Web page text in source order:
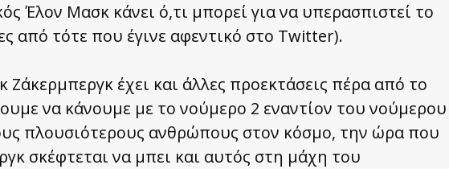
Έλον Μασκ κάνει ό,τι μπορεί για να υπερασπιστεί το
από τότε που έγινε αφεντικό στο Twitter).
έχει και άλλες προεκτάσεις πέρα από το
να κάνουμε με το νούμερο 2 εναντίον του νούμερου
πλουσιότερους ανθρώπους στον κόσμο, την ώρα που
σκέφτεται να μπει και αυτός στη μάχη του